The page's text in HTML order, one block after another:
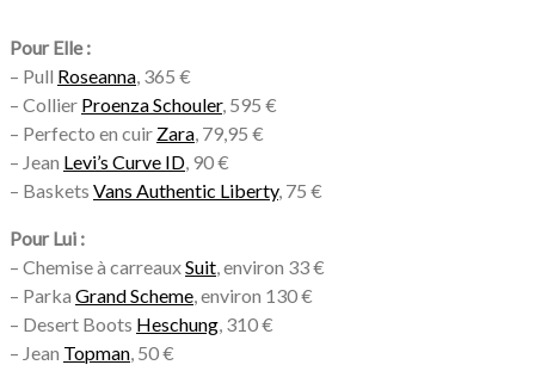
Pour Elle :
– Pull Roseanna, 365 €
– Collier Proenza Schouler, 595 €
– Perfecto en cuir Zara, 79,95 €
– Jean Levi’s Curve ID, 90 €
– Baskets Vans Authentic Liberty, 75 €
Pour Lui :
– Chemise à carreauxSuit, environ 33 €
– Parka Grand Scheme, environ 130 €
– Desert Boots Heschung, 310 €
– Jean Topman, 50 €